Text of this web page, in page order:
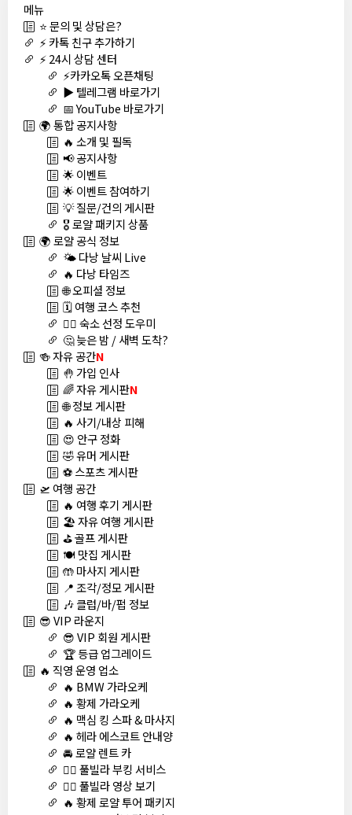
메뉴
⭐ 문의 및 상담은?
⚡ 카톡 친구 추가하기
⚡ 24시 상담 센터
⚡카카오톡 오픈채팅
▶️ 텔레그램 바로가기
📅 YouTube 바로가기
🌍 통합 공지사항
🔥 소개 및 필독
📢 공지사항
🌟 이벤트
🌟 이벤트 참여하기
💡 질문/건의 게시판
🎖️ 로얄 패키지 상품
🌍 로얄 공식 정보
🌤️ 다낭 날씨 Live
🔥 다낭 타임즈
🌐 오피셜 정보
🗓️ 여행 코스 추천
🏊‍♀️ 숙소 선정 도우미
🤔 늦은 밤 / 새벽 도착?
🍻 자유 공간N
🤚 가입 인사
🌈 자유 게시판N
🌐 정보 게시판
🔥 사기/내상 피해
😍 안구 정화
🤣 유머 게시판
⚽ 스포츠 게시판
🛫 여행 공간
🔥 여행 후기 게시판
🏖️ 자유 여행 게시판
⛳ 골프 게시판
🍽️ 맛집 게시판
🤲 마사지 게시판
📍 조각/정모 게시판
🎶 클럽/바/펍 정보
😎 VIP 라운지
😎 VIP 회원 게시판
🏆 등급 업그레이드
🔥 직영 운영 업소
🔥 BMW 가라오케
🔥 황제 가라오케
🔥 맥심 킹 스파 & 마사지
🔥 헤라 에스코트 안내양
🚘 로얄 렌트 카
🏊‍♀️ 풀빌라 부킹 서비스
🏊‍♀️ 풀빌라 영상 보기
🔥 황제 로얄 투어 패키지